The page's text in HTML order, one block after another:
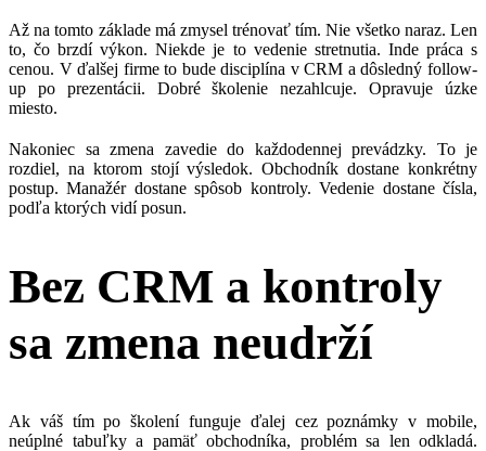
Až na tomto základe má zmysel trénovať tím. Nie všetko naraz. Len
to, čo brzdí výkon. Niekde je to vedenie stretnutia. Inde práca s
cenou. V ďalšej firme to bude disciplína v CRM a dôsledný follow-
up po prezentácii. Dobré školenie nezahlcuje. Opravuje úzke
miesto.
Nakoniec sa zmena zavedie do každodennej prevádzky. To je
rozdiel, na ktorom stojí výsledok. Obchodník dostane konkrétny
postup. Manažér dostane spôsob kontroly. Vedenie dostane čísla,
podľa ktorých vidí posun.
Bez CRM a kontroly
sa zmena neudrží
Ak váš tím po školení funguje ďalej cez poznámky v mobile,
neúplné tabuľky a pamäť obchodníka, problém sa len odkladá.